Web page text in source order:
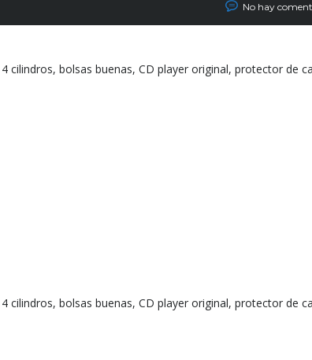
No hay
cilindros, bolsas buenas, CD player original, protector de
cilindros, bolsas buenas, CD player original, protector de